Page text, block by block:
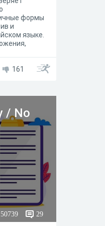
формы
и
языке.
161
/ No
50739 29